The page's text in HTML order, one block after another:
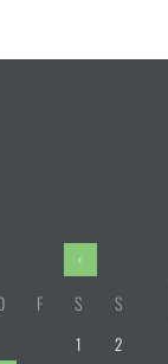
F S S
1
2